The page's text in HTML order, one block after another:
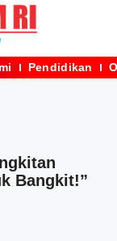
Pendidikan
Bangkit!”